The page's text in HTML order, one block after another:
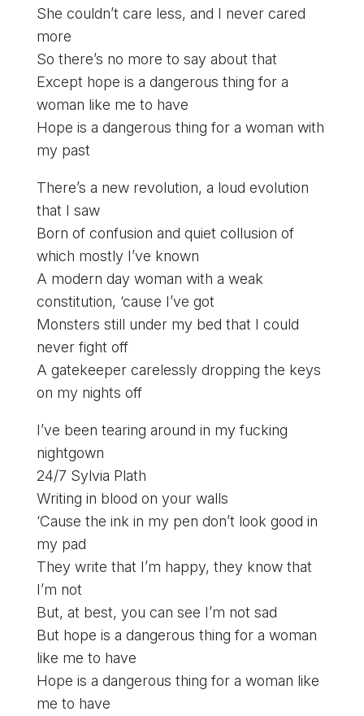
She couldn’t care less, and I never cared
more
So there’s no more to say about that
Except hope is a dangerous thing for a
woman like me to have
Hope is a dangerous thing for a woman with
my past
There’s a new revolution, a loud evolution
that I saw
Born of confusion and quiet collusion of
which mostly I’ve known
A modern day woman with a weak
constitution, ‘cause I’ve got
Monsters still under my bed that I could
never fight off
A gatekeeper carelessly dropping the keys
on my nights off
I’ve been tearing around in my fucking
nightgown
24/7 Sylvia Plath
Writing in blood on your walls
‘Cause the ink in my pen don’t look good in
my pad
They write that I’m happy, they know that
I’m not
But, at best, you can see I’m not sad
But hope is a dangerous thing for a woman
like me to have
Hope is a dangerous thing for a woman like
me to have